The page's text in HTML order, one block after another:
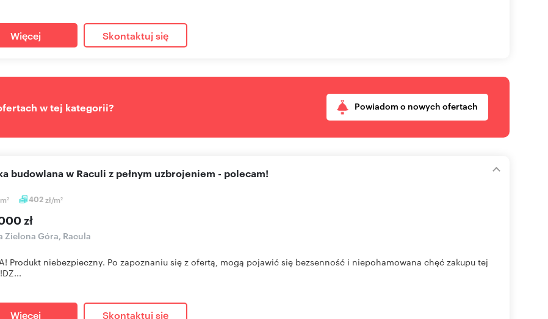
Więcej Skontaktuj się
w tej kategorii? Powiadom o nowych ofertach
m2 402zł/m2
budowlana w Raculi z pełnym uzbrojeniem - polecam!
zł
Zielona Góra, Racula
Produkt niebezpieczny. Po zapoznaniu się z ofertą, mogą pojawić się bezsenność i niepohamowana chęć zakupu tej
Więcej Skontaktuj się